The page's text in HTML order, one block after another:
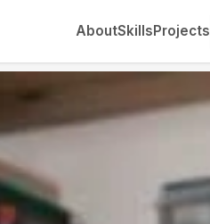
AboutSkillsProjects